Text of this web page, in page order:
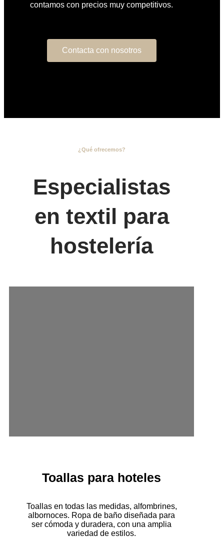
contamos con precios muy competitivos.
Contacta con nosotros
¿Qué ofrecemos?
Especialistas
en textil para
hostelería
Toallas para hoteles
Toallas en todas las medidas, alfombrines,
albornoces. Ropa de baño diseñada para
ser cómoda y duradera, con una amplia
variedad de estilos.